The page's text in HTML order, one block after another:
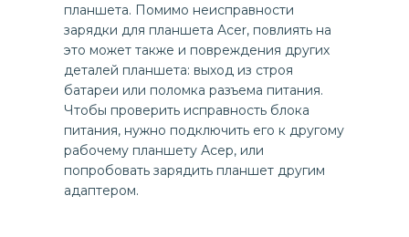
планшета. Помимо неисправности
зарядки для планшета Acer, повлиять на
это может также и повреждения других
деталей планшета: выход из строя
батареи или поломка разъема питания.
Чтобы проверить исправность блока
питания, нужно подключить его к другому
рабочему планшету Асер, или
попробовать зарядить планшет другим
адаптером.